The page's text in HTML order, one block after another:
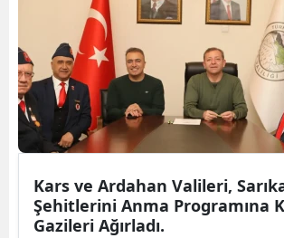
Kars ve Ardahan Valileri,
Şehitlerini Anma Programına
Gazileri Ağırladı.